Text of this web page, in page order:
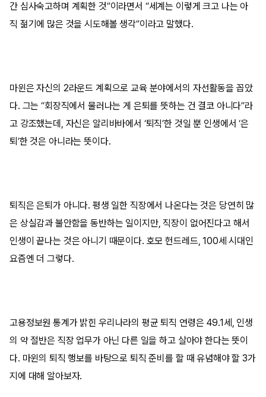
간 심사숙고하며 계획한 것”이라면서 “세계는 이렇게 크고 나는 아
직 젊기에 많은 것을 시도해볼 생각”이라고 말했다.
마윈은 자신의 2라운드 계획으로 교육 분야에서의 자선활동을 꼽았
다. 그는 “회장직에서 물러나는 게 은퇴를 뜻하는 건 결코 아니다”라
고 강조했는데, 자신은 알리바바에서 ‘퇴직’한 것일 뿐 인생에서 ‘은
퇴’한 것은 아니라는 뜻이다.
퇴직은 은퇴가 아니다. 평생 일한 직장에서 나온다는 것은 당연히 많
은 상실감과 불안함을 동반하는 일이지만, 직장이 없어진다고 해서
인생이 끝나는 것은 아니기 때문이다. 호모 헌드레드, 100세 시대인
요즘엔 더 그렇다.
고용정보원 통계가 밝힌 우리나라의 평균 퇴직 연령은 49.1세, 인생
의 약 절반은 직장 업무가 아닌 다른 일을 하고 살아야 한다는 뜻이
다. 마윈의 퇴직 행보를 바탕으로 퇴직 준비를 할 때 유념해야 할 3가
지에 대해 알아보자.